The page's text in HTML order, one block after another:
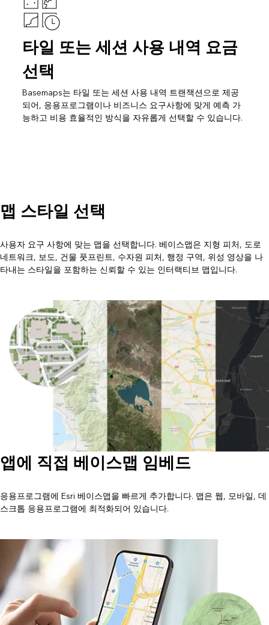
타일 또는 세션 사용 내역 요금
선택
Basemaps는 타일 또는 세션 사용 내역 트랜잭션으로 제공
되어, 응용프로그램이나 비즈니스 요구사항에 맞게 예측 가
능하고 비용 효율적인 방식을 자유롭게 선택할 수 있습니다.
맵 스타일 선택
사용자 요구 사항에 맞는 맵을 선택합니다. 베이스맵은 지형 피처, 도로
네트워크, 보도, 건물 풋프린트, 수자원 피처, 행정 구역, 위성 영상을 나
타내는 스타일을 포함하는 신뢰할 수 있는 인터랙티브 맵입니다.
앱에 직접 베이스맵 임베드
응용프로그램에 Esri 베이스맵을 빠르게 추가합니다. 맵은 웹, 모바일, 데
스크톱 응용프로그램에 최적화되어 있습니다.